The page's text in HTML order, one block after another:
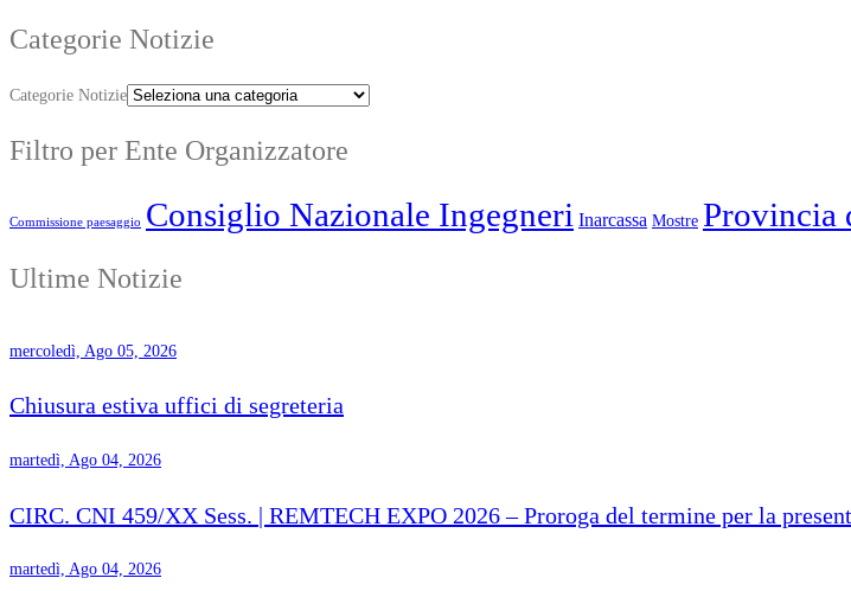
Categorie Notizie
Categorie Notizie
Filtro per Ente Organizzatore
Commissione paesaggio Consiglio Nazionale Ingegneri Inarcassa Mostre Provincia
Ultime Notizie
mercoledì, Ago 05, 2026
Chiusura estiva uffici di segreteria
martedì, Ago 04, 2026
CIRC. CNI 459/XX Sess. | REMTECH EXPO 2026 – Proroga del termine per la
martedì, Ago 04, 2026